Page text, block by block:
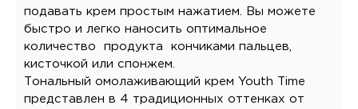
подавать крем простым нажатием. Вы можете
быстро и легко наносить оптимальное
количество продукта кончиками пальцев,
кисточкой или спонжем.
Тональный омолаживающий крем Youth Time
представлен в 4 традиционных оттенках от